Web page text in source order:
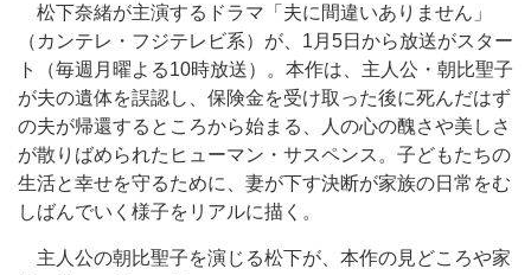
松下奈緒が主演するドラマ「夫に間違いありません」
（カンテレ・フジテレビ系）が、1月5日から放送がスター
ト（毎週月曜よる10時放送）。本作は、主人公・朝比聖子
が夫の遺体を誤認し、保険金を受け取った後に死んだはず
の夫が帰還するところから始まる、人の心の醜さや美しさ
が散りばめられたヒューマン・サスペンス。子どもたちの
生活と幸せを守るために、妻が下す決断が家族の日常をむ
しばんでいく様子をリアルに描く。
主人公の朝比聖子を演じる松下が、本作の見どころや家